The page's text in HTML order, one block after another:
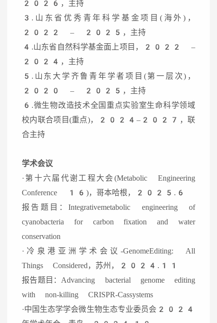
2026，主持
3.山东省优秀青年科学基金项目(海外)，
2022 – 2025，主持
4.山东省自然科学基金面上项目，2022 –
2024，主持
5.山东大学齐鲁青年学者项目(第一层次)，
2020 – 2025，主持
6.微生物改造技术全国重点实验室生命科学领域
校内联合项目(重点)，2024–2027，联
合主持
学术会议
·第十六届代谢工程大会(Metabolic Engineering
Conference 16)，哥本哈根，2025.6
报告题目：Integrativemetabolic engineering of
cyanobacteria for carbon fixation and water
conservation
·冷泉港亚洲学术会议-GenomeEditing: All
Things Considered，苏州，2024.11
报告题目：Advancing bacterial genome editing
with non-killing CRISPR-Cassystems
·中国生态学学会微生物生态专业委员会2024